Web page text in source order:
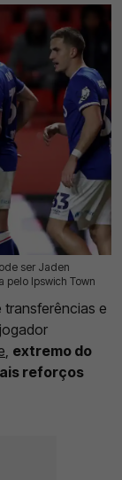
ser Jaden
pelo Ipswich Town
e
, extremo do
reforços